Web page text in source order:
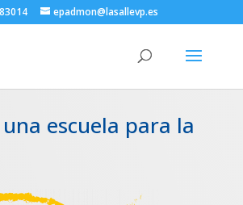
epadmon@lasallevp.es
una escuela para la